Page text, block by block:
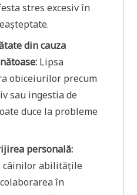
stres excesiv în
din cauza
Lipsa
obiceiurilor precum
sau ingestia de
duce la probleme
personală:
câinilor abilitățile
în